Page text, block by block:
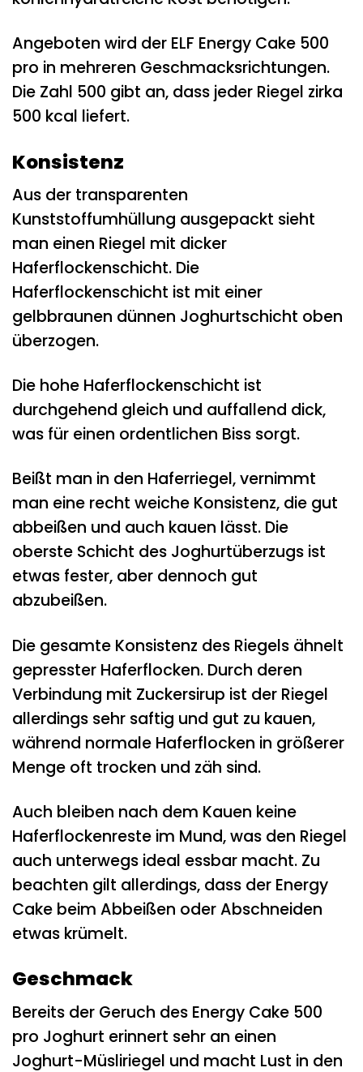
Angeboten wird der ELF Energy Cake 500
pro in mehreren Geschmacksrichtungen.
Die Zahl 500 gibt an, dass jeder Riegel zirka
500 kcal liefert.
Konsistenz
Aus der transparenten
Kunststoffumhüllung ausgepackt sieht
man einen Riegel mit dicker
Haferflockenschicht. Die
Haferflockenschicht ist mit einer
gelbbraunen dünnen Joghurtschicht oben
überzogen.
Die hohe Haferflockenschicht ist
durchgehend gleich und auffallend dick,
was für einen ordentlichen Biss sorgt.
Beißt man in den Haferriegel, vernimmt
man eine recht weiche Konsistenz, die gut
abbeißen und auch kauen lässt. Die
oberste Schicht des Joghurtüberzugs ist
etwas fester, aber dennoch gut
abzubeißen.
Die gesamte Konsistenz des Riegels ähnelt
gepresster Haferflocken. Durch deren
Verbindung mit Zuckersirup ist der Riegel
allerdings sehr saftig und gut zu kauen,
während normale Haferflocken in größerer
Menge oft trocken und zäh sind.
Auch bleiben nach dem Kauen keine
Haferflockenreste im Mund, was den Riegel
auch unterwegs ideal essbar macht. Zu
beachten gilt allerdings, dass der Energy
Cake beim Abbeißen oder Abschneiden
etwas krümelt.
Geschmack
Bereits der Geruch des Energy Cake 500
pro Joghurt erinnert sehr an einen
Joghurt-Müsliriegel und macht Lust in den